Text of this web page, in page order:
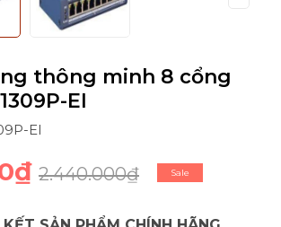
thông minh 8 cổng
EI
EI
2.440.000₫ Sale